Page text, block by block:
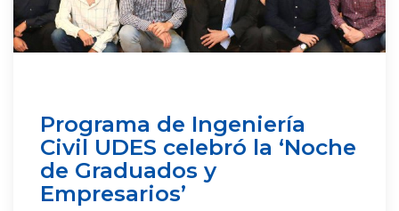
Programa de Ingeniería
Civil UDES celebró la ‘Noche
de Graduados y
Empresarios’